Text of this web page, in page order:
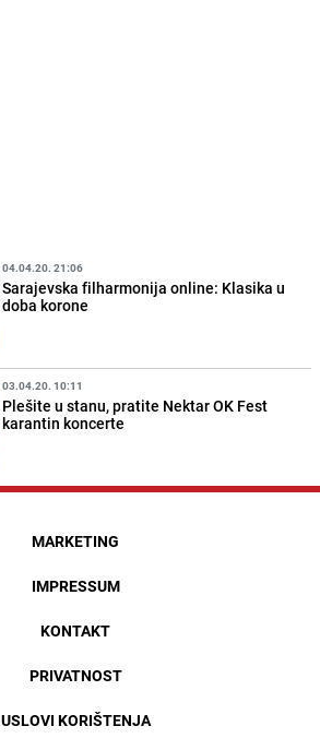
04.04.20. 21:06
Sarajevska filharmonija online: Klasika u
doba korone
03.04.20. 10:11
Plešite u stanu, pratite Nektar OK Fest
karantin koncerte
MARKETING
IMPRESSUM
KONTAKT
PRIVATNOST
USLOVI KORIŠTENJA